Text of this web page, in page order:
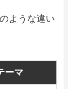
ような違い
ーマ